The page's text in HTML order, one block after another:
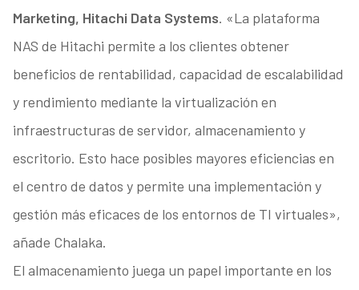
Marketing, Hitachi Data Systems. «La plataforma
NAS de Hitachi permite a los clientes obtener
beneficios de rentabilidad, capacidad de escalabilidad
y rendimiento mediante la virtualización en
infraestructuras de servidor, almacenamiento y
escritorio. Esto hace posibles mayores eficiencias en
el centro de datos y permite una implementación y
gestión más eficaces de los entornos de TI virtuales»,
añade Chalaka.
El almacenamiento juega un papel importante en los